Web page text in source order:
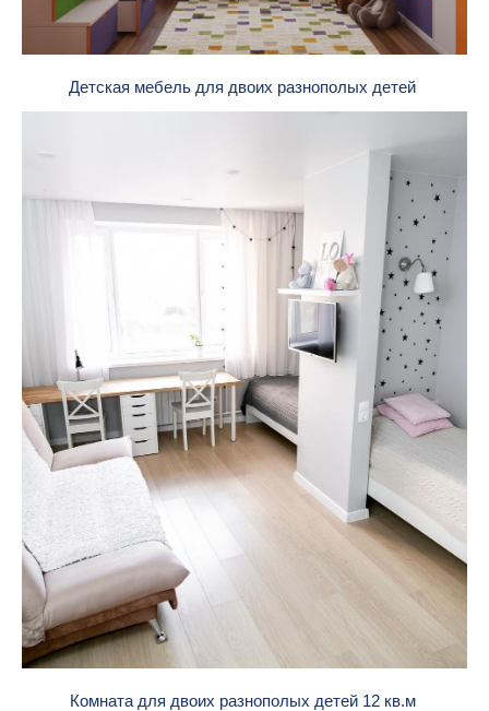
Детская мебель для двоих разнополых детей
Комната для двоих разнополых детей 12 кв.м